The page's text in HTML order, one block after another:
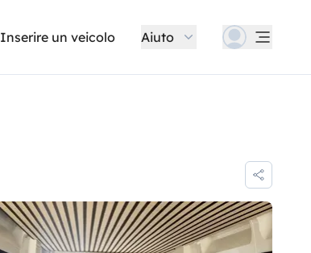
Inserire un veicolo Aiuto